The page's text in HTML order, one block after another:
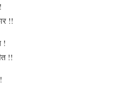
!!
!
!!